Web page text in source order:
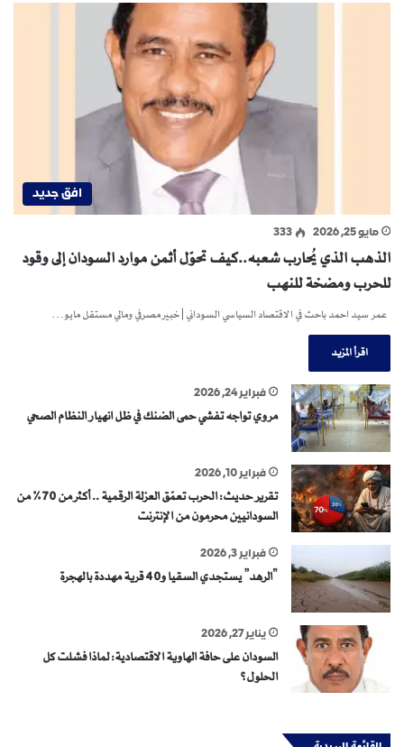
افق جديد
مايو 25, 2026 333
الذهب الذي يُحارب شعبه..كيف تحوّل أثمن موارد السودان إلى وقود
للحرب ومضخة للنهب
عمر سيد احمد باحث في الاقتصاد السياسي السوداني | خبير مصرفي ومالي مستقل مايو…
اقرأ المزيد
فبراير 24, 2026
مروي تواجه تفشي حمى الضنك في ظل انهيار النظام الصحي
فبراير 10, 2026
تقرير حديث: الحرب تعمّق العزلة الرقمية .. أكثر من 70% من
السودانيين محرمون من الإنترنت
فبراير 3, 2026
“الرهد” يستجدي السقيا و40 قرية مهددة بالهجرة
يناير 27, 2026
السودان على حافة الهاوية الاقتصادية: لماذا فشلت كل
الحلول؟